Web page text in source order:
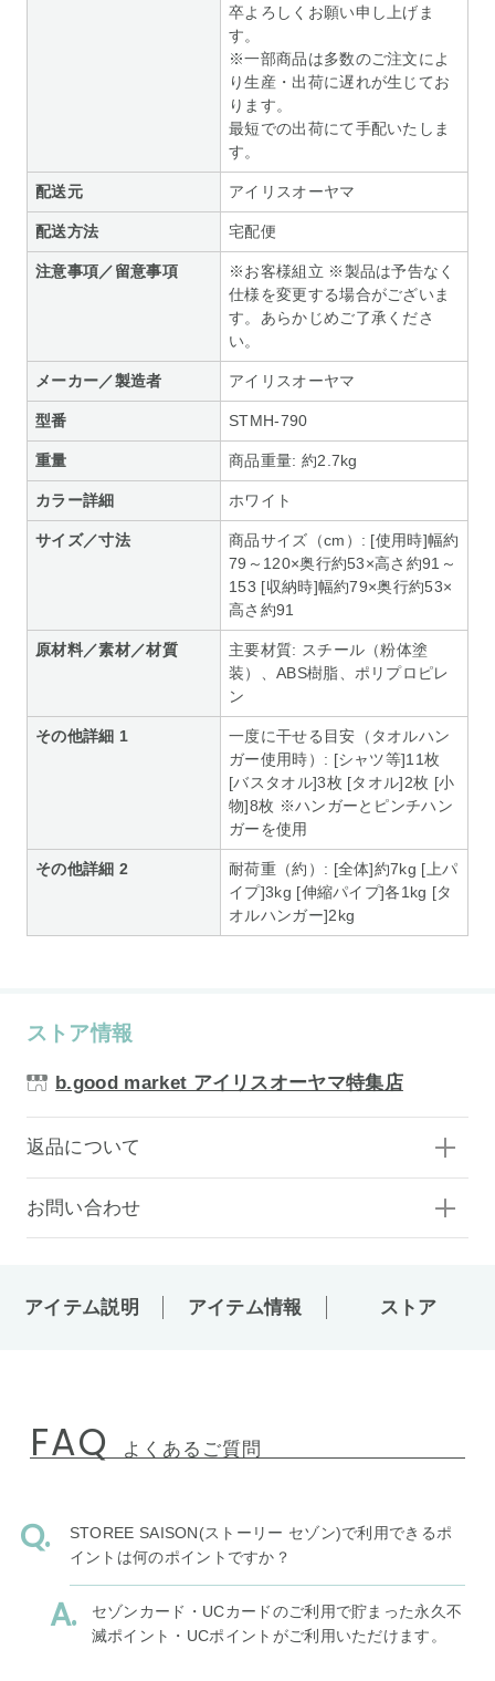
卒よろしくお願い申し上げま
す。
※一部商品は多数のご注文によ
り生産・出荷に遅れが生じてお
ります。
最短での出荷にて手配いたしま
す。
配送元 アイリスオーヤマ
配送方法 宅配便
注意事項／留意事項
※お客様組立 ※製品は予告なく
仕様を変更する場合がございま
す。あらかじめご了承くださ
い。
メーカー／製造者 アイリスオーヤマ
型番 STMH-790
重量 商品重量: 約2.7kg
カラー詳細 ホワイト
サイズ／寸法
商品サイズ（cm）: [使用時]幅約
79～120×奥行約53×高さ約91～
153 [収納時]幅約79×奥行約53×
高さ約91
原材料／素材／材質
主要材質: スチール（粉体塗
装）、ABS樹脂、ポリプロピレ
ン
その他詳細 1
一度に干せる目安（タオルハン
ガー使用時）: [シャツ等]11枚
[バスタオル]3枚 [タオル]2枚 [小
物]8枚 ※ハンガーとピンチハン
ガーを使用
その他詳細 2
耐荷重（約）: [全体]約7kg [上パ
イプ]3kg [伸縮パイプ]各1kg [タ
オルハンガー]2kg
ストア情報
b.good market アイリスオーヤマ特集店
返品について
お問い合わせ
アイテム説明 アイテム情報 ストア
FAQ よくあるご質問
STOREE SAISON(ストーリー セゾン)で利用できるポ
イントは何のポイントですか？
セゾンカード・UCカードのご利用で貯まった永久不
滅ポイント・UCポイントがご利用いただけます。